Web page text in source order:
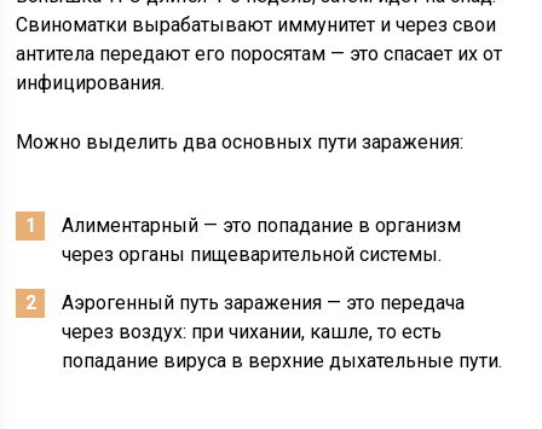
Свиноматки вырабатывают иммунитет и через свои
антитела передают его поросятам — это спасает их от
инфицирования.
Можно выделить два основных пути заражения:
Алиментарный — это попадание в организм
через органы пищеварительной системы.
Аэрогенный путь заражения — это передача
через воздух: при чихании, кашле, то есть
попадание вируса в верхние дыхательные пути.